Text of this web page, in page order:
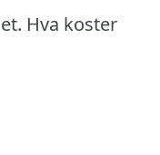
Hva koster